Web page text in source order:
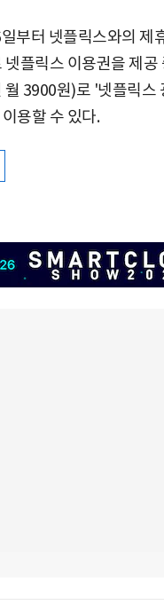
부터 넷플릭스와의 제
넷플릭스 이용권을 제
3900원)로 '넷플릭스
용할 수 있다.